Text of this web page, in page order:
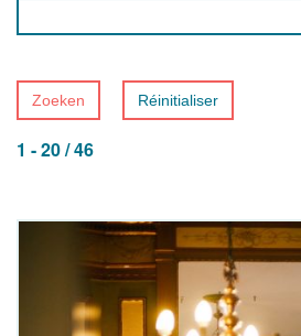
Zoeken Réinitialiser
1 - 20 / 46